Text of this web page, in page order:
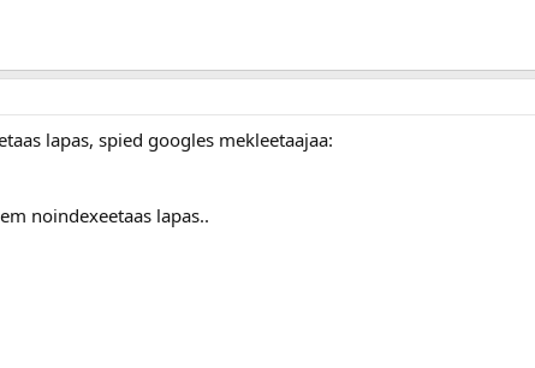
lapas, spied googles mekleetaajaa:
noindexeetaas lapas..